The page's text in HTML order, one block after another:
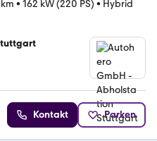
• 162 kW (220 PS) • Hybrid
Kontakt Parken